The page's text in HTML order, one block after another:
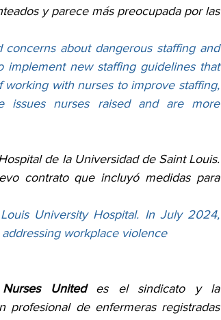
y parece más preocupada por las
about dangerous staffing and
implement new staffing guidelines that
working with nurses to improve staffing,
issues nurses raised and are more
de la Universidad de Saint Louis.
contrato que incluyó medidas para
University Hospital. In July 2024,
workplace violence
United es el sindicato y la
profesional de enfermeras registradas